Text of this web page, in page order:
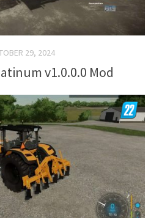
29, 2024
v1.0.0.0 Mod